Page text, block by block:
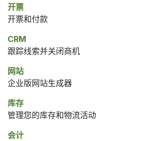
开票
开票和付款
CRM
跟踪线索并关闭商机
网站
企业版网站生成器
库存
管理您的库存和物流活动
会计